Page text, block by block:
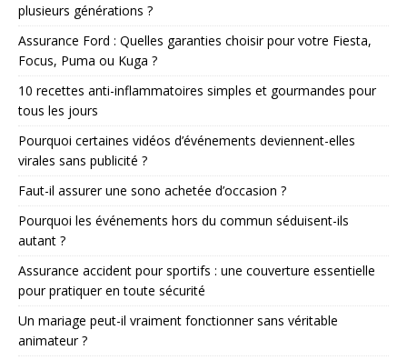
plusieurs générations ?
Assurance Ford : Quelles garanties choisir pour votre Fiesta,
Focus, Puma ou Kuga ?
10 recettes anti-inflammatoires simples et gourmandes pour
tous les jours
Pourquoi certaines vidéos d’événements deviennent-elles
virales sans publicité ?
Faut-il assurer une sono achetée d’occasion ?
Pourquoi les événements hors du commun séduisent-ils
autant ?
Assurance accident pour sportifs : une couverture essentielle
pour pratiquer en toute sécurité
Un mariage peut-il vraiment fonctionner sans véritable
animateur ?